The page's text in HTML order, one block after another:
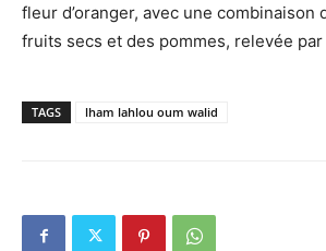
fleur d’oranger, avec une combinaison
fruits secs et des pommes, relevée par
TAGS lham lahlou oum walid